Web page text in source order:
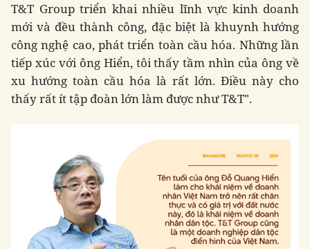
T&T Group triển khai nhiều lĩnh vực kinh doanh
mới và đều thành công, đặc biệt là khuynh hướng
công nghệ cao, phát triển toàn cầu hóa. Những lần
tiếp xúc với ông Hiển, tôi thấy tầm nhìn của ông về
xu hướng toàn cầu hóa là rất lớn. Điều này cho
thấy rất ít tập đoàn lớn làm được như T&T".